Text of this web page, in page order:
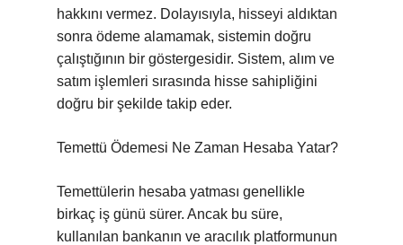
hakkını vermez. Dolayısıyla, hisseyi aldıktan
sonra ödeme alamamak, sistemin doğru
çalıştığının bir göstergesidir. Sistem, alım ve
satım işlemleri sırasında hisse sahipliğini
doğru bir şekilde takip eder.
Temettü Ödemesi Ne Zaman Hesaba Yatar?
Temettülerin hesaba yatması genellikle
birkaç iş günü sürer. Ancak bu süre,
kullanılan bankanın ve aracılık platformunun